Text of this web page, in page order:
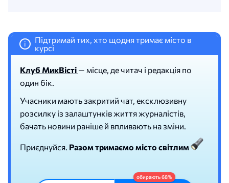
i
Підтримай тих, хто щодня тримає місто в
курсі
Клуб МикВісті — місце, де читач і редакція по
один бік.
Учасники мають закритий чат, ексклюзивну
розсилку із залаштунків життя журналістів,
бачать новини раніше й впливають на зміни.
Приєднуйся. Разом тримаємо місто світлим